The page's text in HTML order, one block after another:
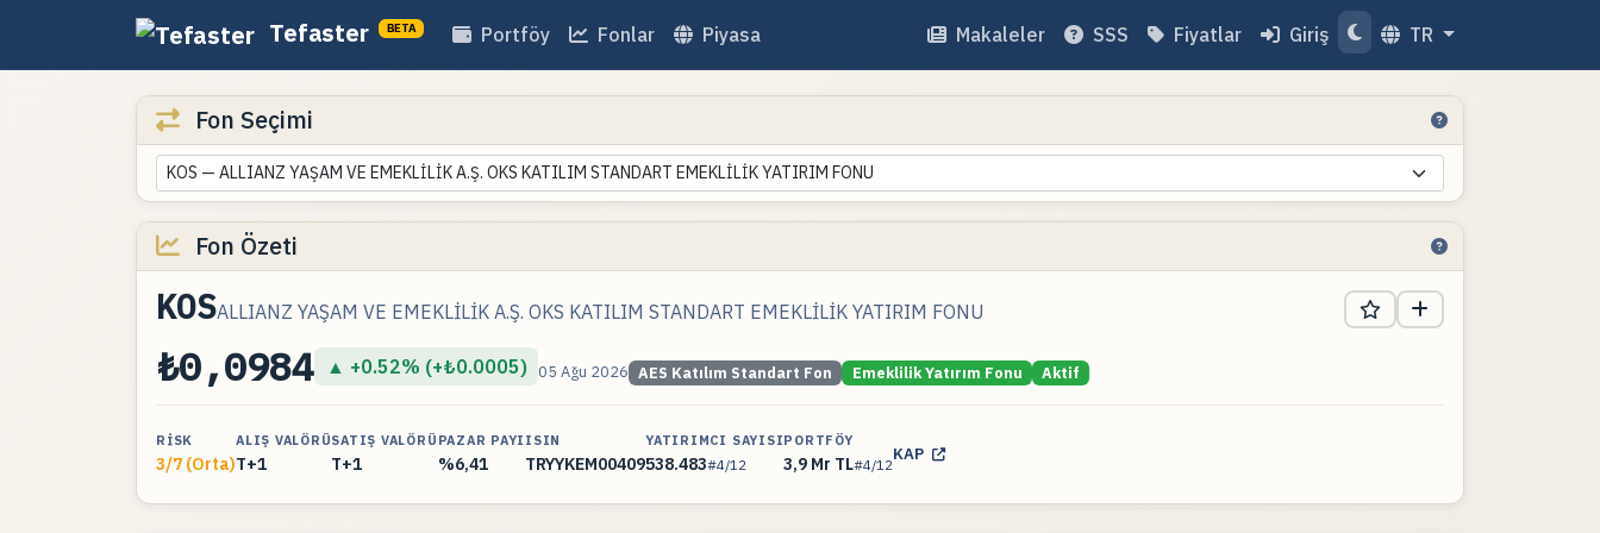
Tefaster BETA Portföy Fonlar Piyasa Makaleler SSS Fiyatlar Giriş TR
Fon Seçimi
KOS — ALLIANZ YAŞAM VE EMEKLİLİK A.Ş. OKS KATILIM STANDART EMEKLİLİK YATIRIM FONU
Fon Özeti
KOSALLIANZ YAŞAM VE EMEKLİLİK A.Ş. OKS KATILIM STANDART EMEKLİLİK YATIRIM FONU
₺0,0984 ▲ +0.52% (+₺0.0005) 05 Ağu 2026 AES Katılım Standart Fon Emeklilik Yatırım Fonu Aktif
RISK
3/7 (Orta)
ALIŞ VALÖRÜ
T+1
SATIŞ VALÖRÜ
T+1
PAZAR PAYI
%6,41
ISIN
TRYYKEM00409
YATIRIMCI SAYISI
538.483#4/12
PORTFÖY
3,9 Mr TL#4/12
KAP